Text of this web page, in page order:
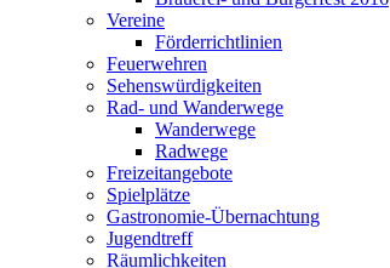
Vereine
Förderrichtlinien
Feuerwehren
Sehenswürdigkeiten
Rad- und Wanderwege
Wanderwege
Radwege
Freizeitangebote
Spielplätze
Gastronomie-Übernachtung
Jugendtreff
Räumlichkeiten